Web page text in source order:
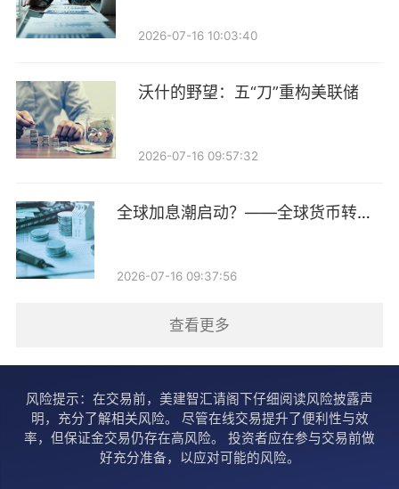
滑；另一方面，揽储竞争激烈使负债成本下降缓慢，银
行盈利空间被进一步压缩，内源资本补充能力减弱。
市场认可度低，也加大了资本工具发行难度。财通证券
研报显示，市场对不同层级银行风险定价分化较大，中
小银行因体量偏小、资本缓冲不足等，投资者风险溢价
构配置意愿偏弱，导致中小银行“二永债”发行难度加
大。
对补充核心一级资本需求更迫切
中小银行“二永债”发行偏少，还有一个容易被忽视的原
充二级资本，而是补充核心一级资本。
“现在中小银行对补充核心一级资本的需求较大，而‘二
永债’补充的是其他一级资本或者二级资本。”一家农商
2026-07-16 10:03:40
沃什的野望：五“刀”重构美联储
2026-07-16 09:57:32
全球加息潮启动？——全球货币转向
2026-07-16 09:37:56
查看更多
风险提示：在交易前，美建智汇请阁下仔细阅读风险披露声
明，充分了解相关风险。 尽管在线交易提升了便利性与效
率，但保证金交易仍存在高风险。 投资者应在参与交易前做
好充分准备，以应对可能的风险。